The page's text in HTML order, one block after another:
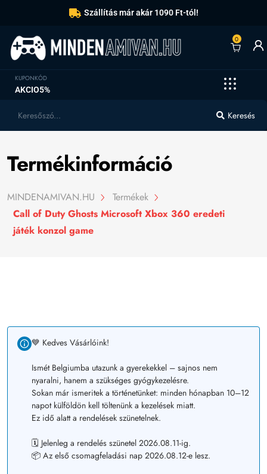
Szállítás már akár 1090 Ft-tól!
0
KUPONKÓD
AKCIO5%
Keresés
Termékinformáció
MINDENAMIVAN.HU
Termékek
Call of Duty Ghosts Microsoft Xbox 360 eredeti
játék konzol game
💙 Kedves Vásárlóink!
Ismét Belgiumba utazunk a gyerekekkel – sajnos nem
nyaralni, hanem a szükséges gyógykezelésre.
Sokan már ismeritek a történetünket: minden hónapban 10–12
napot külföldön kell töltenünk a kezelések miatt.
Ez idő alatt a rendelések szünetelnek.
🗓️ Jelenleg a rendelés szünetel 2026.08.11-ig.
📦 Az első csomagfeladási nap 2026.08.12-e lesz.